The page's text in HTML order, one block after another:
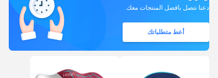
دعنا نتصل بأفضل المنتجات معك.
أعط متطلباتك